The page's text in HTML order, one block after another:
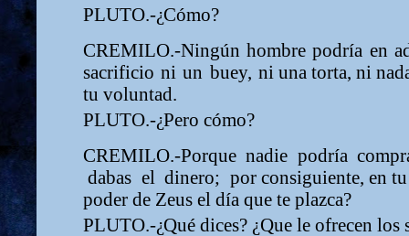
PLUTO.-¿Cómo?
CREMILO.-Ningún hombre podría en
sacrificio ni un buey, ni una torta, ni
tu voluntad.
PLUTO.-¿Pero cómo?
CREMILO.-Porque nadie podría com
dabas el dinero; por consiguiente, en
poder de Zeus el día que te plazca?
PLUTO.-¿Qué dices? ¿Que le ofrecen los